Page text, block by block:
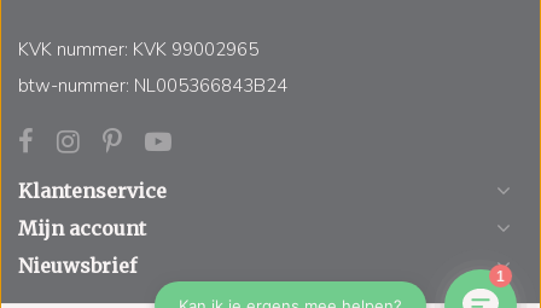
KVK nummer: KVK 99002965
btw-nummer: NL005366843B24
Klantenservice
Mijn account
Nieuwsbrief